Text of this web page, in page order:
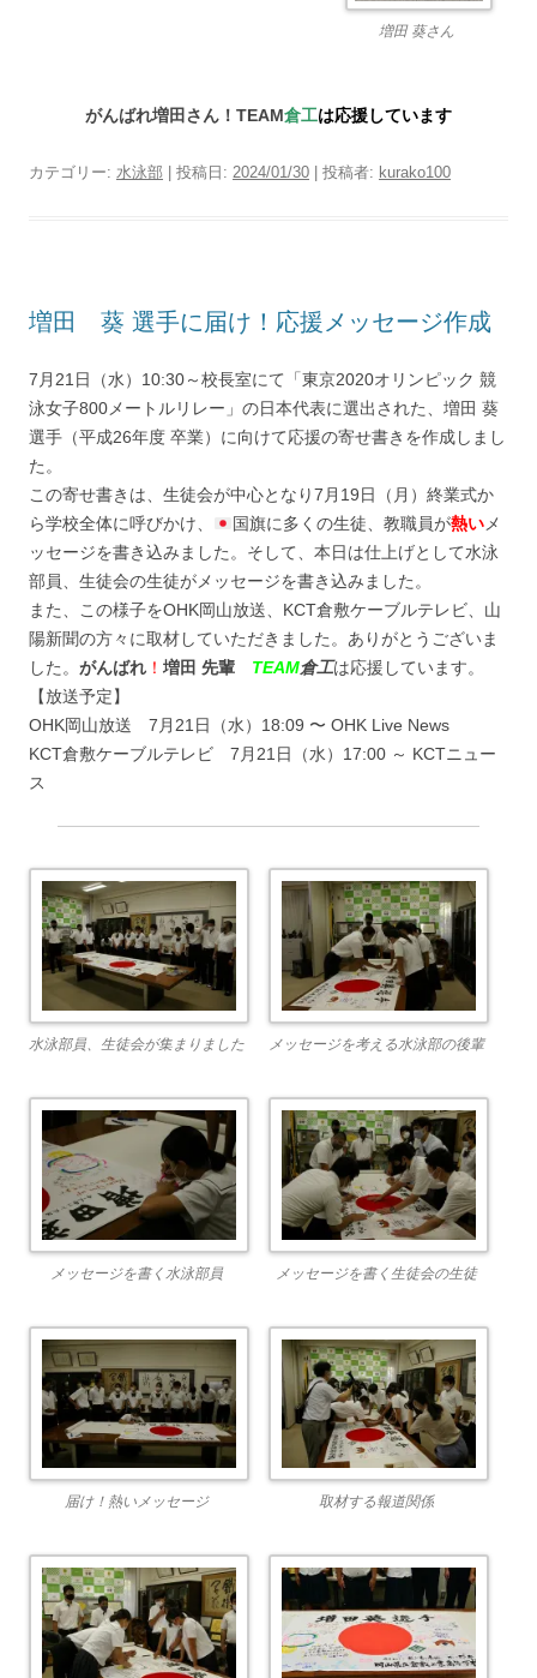
増田 葵さん
がんばれ増田さん！TEAM倉工は応援しています
カテゴリー: 水泳部 | 投稿日: 2024/01/30 投稿者: kurako100
増田 葵 選手に届け！応援メッセージ作成
7月21日（水）10:30～校長室にて「東京2020オリンピック 競
泳女子800メートルリレー」の日本代表に選出された、増田 葵
選手（平成26年度 卒業）に向けて応援の寄せ書きを作成しまし
た。
この寄せ書きは、生徒会が中心となり7月19日（月）終業式か
ら学校全体に呼びかけ、
国旗に多くの生徒、教職員が熱いメ
ッセージを書き込みました。そして、本日は仕上げとして水泳
部員、生徒会の生徒がメッセージを書き込みました。
また、この様子をOHK岡山放送、KCT倉敷ケーブルテレビ、山
陽新聞の方々に取材していただきました。ありがとうございま
した。 がんばれ ！ 増田 先輩 TEAM倉工は応援しています。
【放送予定】
OHK岡山放送 7月21日（水）18:09 〜 OHK Live News
KCT倉敷ケーブルテレビ 7月21日（水）17:00 ～ KCTニュー
ス
水泳部員、生徒会が集まりました メッセージを考える水泳部の後輩
メッセージを書く水泳部員 メッセージを書く生徒会の生徒
届け！熱いメッセージ 取材する報道関係